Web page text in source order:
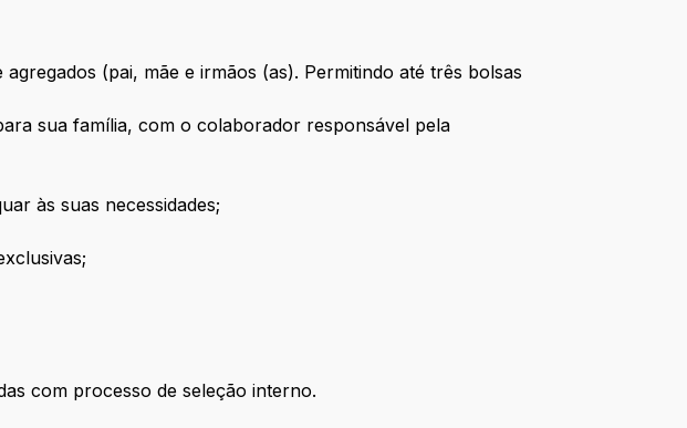
(pai, mãe e irmãos (as). Permitindo até três bolsas
sua família, com o colaborador responsável pela
às suas necessidades;
com processo de seleção interno.